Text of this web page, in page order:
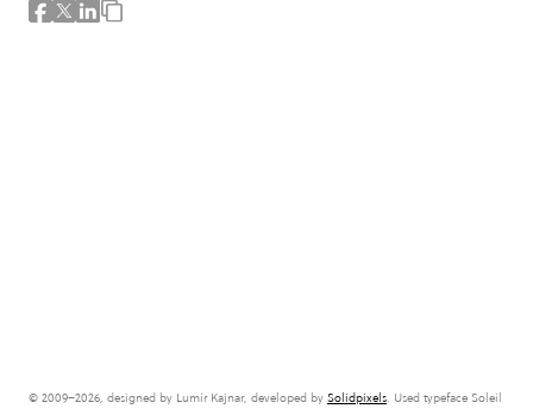
© 2009–2026, designed by Lumír Kajnar, developed by Solidpixels. Used typeface Soleil